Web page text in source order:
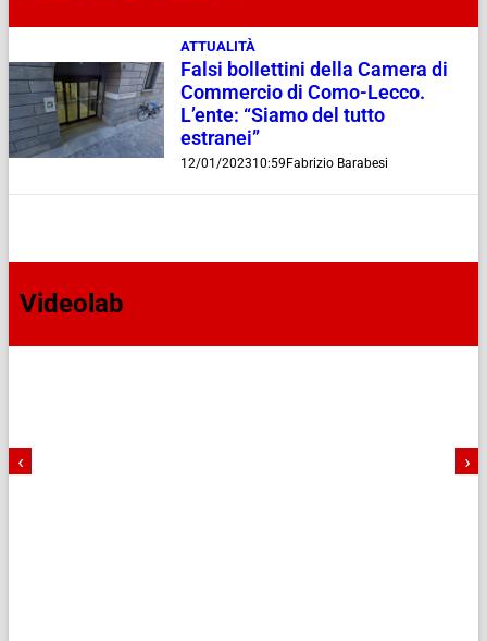
ATTUALITÀ
Falsi bollettini della Camera di
Commercio di Como-Lecco.
L’ente: “Siamo del tutto
estranei”
12/01/202310:59Fabrizio Barabesi
Videolab
‹ ›